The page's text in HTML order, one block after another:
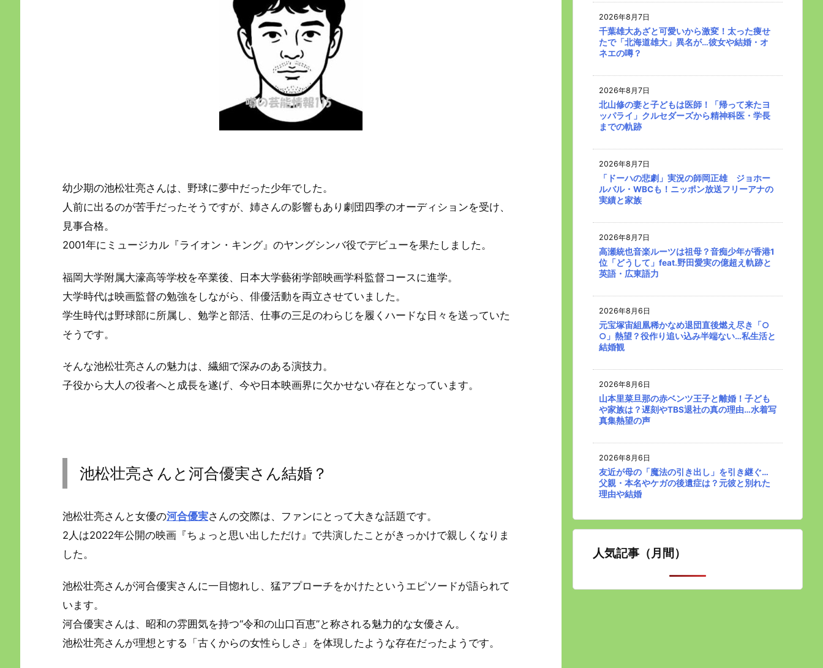
幼少期の池松壮亮さんは、野球に夢中だった少年でした。
人前に出るのが苦手だったそうですが、姉さんの影響もあり劇団四季のオーディションを受け、
見事合格。
2001年にミュージカル『ライオン・キング』のヤングシンバ役でデビューを果たしました。
福岡大学附属大濠高等学校を卒業後、日本大学藝術学部映画学科監督コースに進学。
大学時代は映画監督の勉強をしながら、俳優活動を両立させていました。
学生時代は野球部に所属し、勉学と部活、仕事の三足のわらじを履くハードな日々を送っていた
そうです。
そんな池松壮亮さんの魅力は、繊細で深みのある演技力。
子役から大人の役者へと成長を遂げ、今や日本映画界に欠かせない存在となっています。
池松壮亮さんと河合優実さん結婚？
池松壮亮さんと女優の河合優実さんの交際は、ファンにとって大きな話題です。
2人は2022年公開の映画『ちょっと思い出しただけ』で共演したことがきっかけで親しくなりま
した。
池松壮亮さんが河合優実さんに一目惚れし、猛アプローチをかけたというエピソードが語られて
います。
河合優実さんは、昭和の雰囲気を持つ“令和の山口百恵”と称される魅力的な女優さん。
池松壮亮さんが理想とする「古くからの女性らしさ」を体現したような存在だったようです。
2026年8月7日
千葉雄大あざと可愛いから激変！太った痩せ
たで「北海道雄大」異名が…彼女や結婚・オ
ネエの噂？
2026年8月7日
北山修の妻と子どもは医師！「帰って来たヨ
ッパライ」クルセダーズから精神科医・学長
までの軌跡
2026年8月7日
「ドーハの悲劇」実況の師岡正雄 ジョホー
ルバル・WBCも！ニッポン放送フリーアナの
実績と家族
2026年8月7日
高瀬統也音楽ルーツは祖母？音痴少年が香港1
位「どうして」feat.野田愛実の億超え軌跡と
英語・広東語力
2026年8月6日
元宝塚宙組凰稀かなめ退団直後燃え尽き「○
○」熱望？役作り追い込み半端ない…私生活と
結婚観
2026年8月6日
山本里菜旦那の赤ベンツ王子と離婚！子ども
や家族は？遅刻やTBS退社の真の理由…水着写
真集熱望の声
2026年8月6日
友近が母の「魔法の引き出し」を引き継ぐ…
父親・本名やケガの後遺症は？元彼と別れた
理由や結婚
人気記事（月間）